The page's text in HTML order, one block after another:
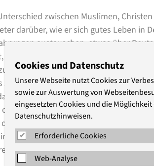
zwischen Muslimen,
darüber, wie er sich gutes Leben in
austauschen, etwas über
irgendwann einmal vielleicht
Ein wichtiges Ziel im Blick
einen Raum bekommen, wo sie
sie auch für ihre Erfahrungen
Grenzen“, der das Seminar mit
Menschen zu finden, die auch
welche Ideen, welche
sein könnten.“
Cookies und Datenschutz
Unsere Webseite nutzt Cookies zur
sowie zur Auswertung von
eingesetzten Cookies und die
Datenschutzhinweisen.
Erforderliche Cookies
Web-Analyse